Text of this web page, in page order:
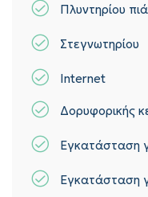
Πλυντηρίου
Στεγνωτηρίου
Internet
Δορυφορικής
Εγκατάσταση
Εγκατάσταση